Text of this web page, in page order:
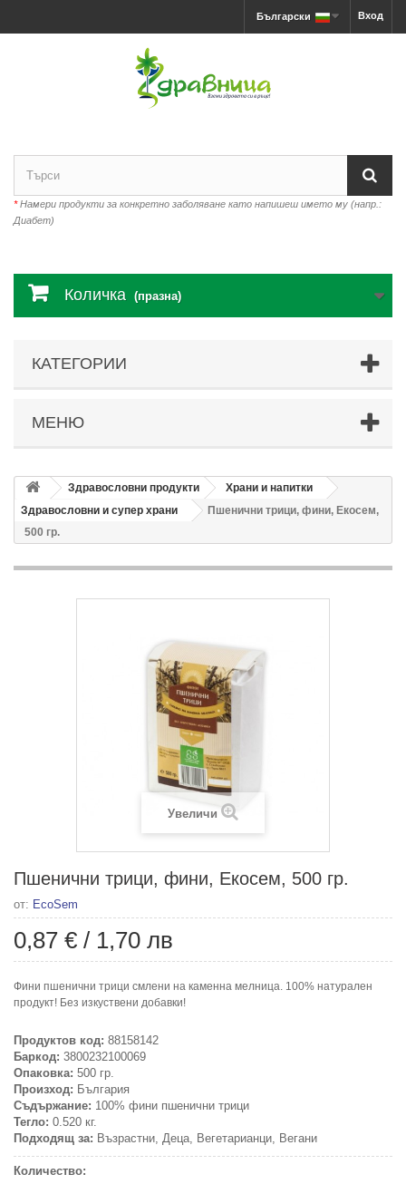
Вход
Български
*Намери продукти за конкретно заболяване като напишеш името му (напр.:
Диабет)
Количка (празна)
КАТЕГОРИИ
МЕНЮ
Здравословни продукти
Храни и напитки
Здравословни и супер храни
Пшенични трици, фини, Екосем,
500 гр.
Увеличи
Пшенични трици, фини, Екосем, 500 гр.
от: EcoSem
0,87 € / 1,70 лв
Фини пшенични трици смлени на каменна мелница. 100% натурален
продукт! Без изкуствени добавки!
Продуктов код: 88158142
Баркод: 3800232100069
Опаковка: 500 гр.
Произход: България
Съдържание: 100% фини пшенични трици
Тегло: 0.520 кг.
Подходящ за: Възрастни, Деца, Вегетарианци, Вегани
Количество: